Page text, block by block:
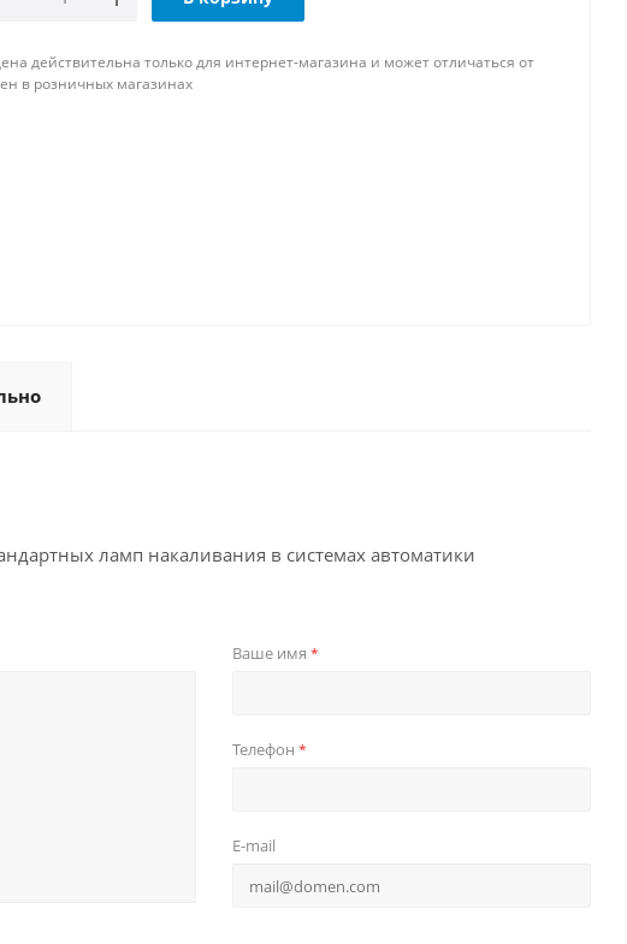
действительна только для интернет-магазина и может отличаться от
в розничных магазинах
ламп накаливания в системах автоматики
Ваше имя *
Телефон *
E-mail